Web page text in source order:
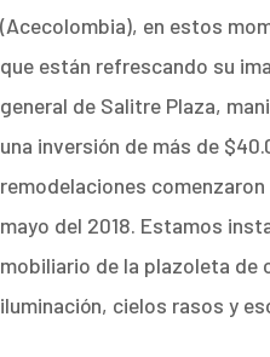
(Acecolombia), en estos
que están refrescando su
general de Salitre Plaza,
una inversión de más de
remodelaciones comenzaron
mayo del 2018. Estamos
mobiliario de la plazoleta de
iluminación, cielos rasos y